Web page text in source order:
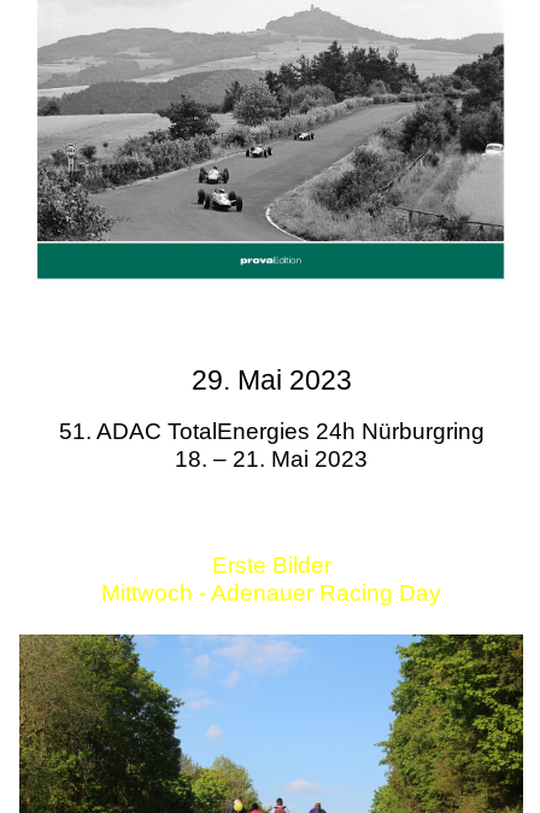
29. Mai 2023
51. ADAC TotalEnergies 24h Nürburgring
18. – 21. Mai 2023
Erste Bilder
Mittwoch - Adenauer Racing Day